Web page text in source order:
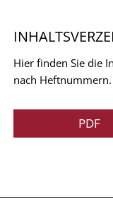
Hier finden Sie die
nach Heftnummern.
PDF